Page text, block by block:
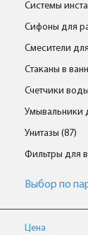
Системы
Сифоны для
Смесители
Стаканы в
Счетчики
Умывальники
Унитазы (87)
Фильтры для
Выбор по
Цена